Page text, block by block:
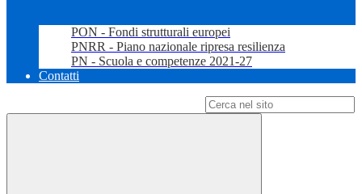
PON - Fondi strutturali europei
PNRR - Piano nazionale ripresa resilienza
PN - Scuola e competenze 2021-27
Contatti